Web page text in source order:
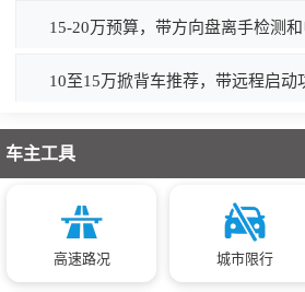
15-20万预算，带方向盘离手检测
10至15万掀背车推荐，带远程启动
车主工具
高速路况 城市限行